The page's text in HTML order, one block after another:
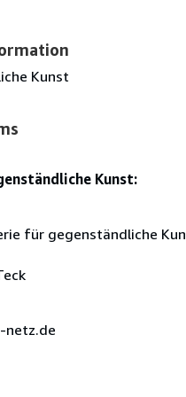
Kunst
Kunst:
für gegenständliche
netz.de